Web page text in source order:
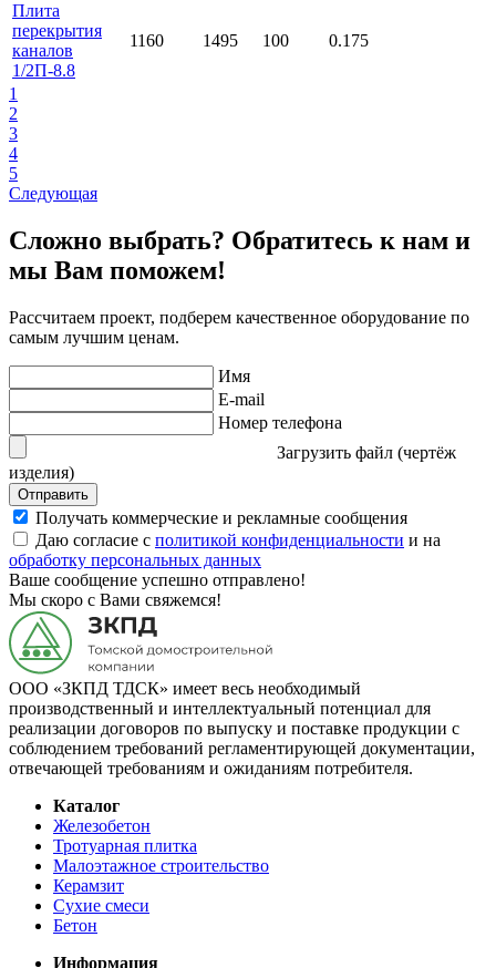
Плита
перекрытия
каналов
1/2П-8.8
1160 1495 100 0.175
1
2
3
4
5
Следующая
Сложно выбрать? Обратитесь к нам и
мы Вам поможем!
Рассчитаем проект, подберем качественное оборудование по
самым лучшим ценам.
Имя
E-mail
Номер телефона
Загрузить файл (чертёж
изделия)
Отправить
Получать коммерческие и рекламные сообщения
Даю согласие с политикой конфиденциальности и на
обработку персональных данных
Ваше сообщение успешно отправлено!
Мы скоро с Вами свяжемся!
ООО «ЗКПД ТДСК» имеет весь необходимый
производственный и интеллектуальный потенциал для
реализации договоров по выпуску и поставке продукции с
соблюдением требований регламентирующей документации,
отвечающей требованиям и ожиданиям потребителя.
Каталог
Железобетон
Тротуарная плитка
Малоэтажное строительство
Керамзит
Сухие смеси
Бетон
Информация